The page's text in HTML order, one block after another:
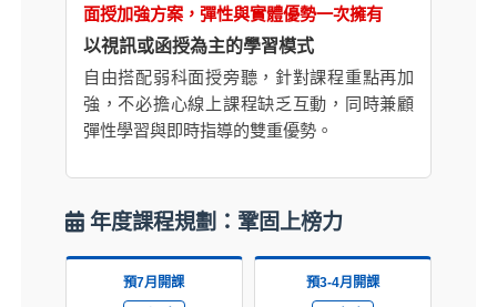
面授加強方案，彈性與實體優勢一次擁有
以視訊或函授為主的學習模式
自由搭配弱科面授旁聽，針對課程重點再加
強，不必擔心線上課程缺乏互動，同時兼顧
彈性學習與即時指導的雙重優勢。
年度課程規劃：鞏固上榜力
預7月開課 預3-4月開課